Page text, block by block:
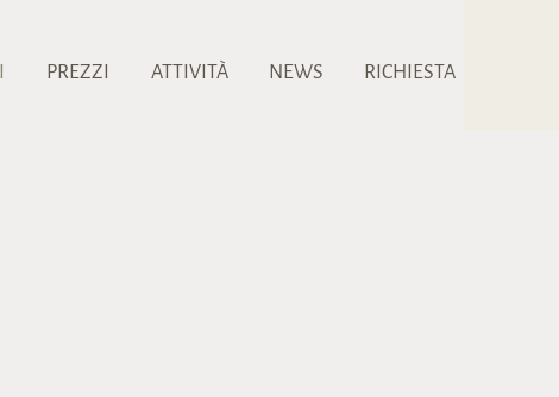
PREZZI ATTIVITÀ NEWS RICHIESTA